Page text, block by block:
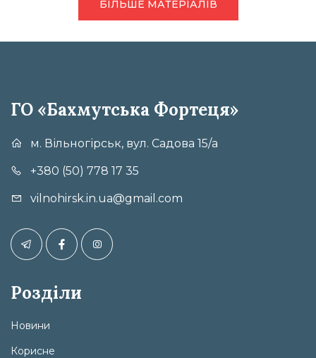
БІЛЬШЕ МАТЕРІАЛІВ
ГО «Бахмутська Фортеця»
м. Вільногірськ, вул. Садова 15/а
+380 (50) 778 17 35
vilnohirsk.in.ua@gmail.com
Розділи
Новини
Корисне